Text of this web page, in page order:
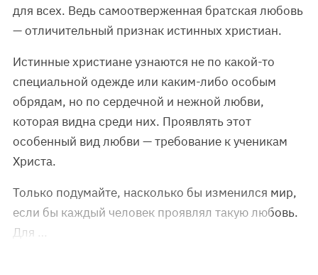
для всех. Ведь самоотверженная братская любовь
— отличительный признак истинных христиан.
Истинные христиане узнаются не по какой-то
специальной одежде или каким-либо особым
обрядам, но по сердечной и нежной любви,
которая видна среди них. Проявлять этот
особенный вид любви — требование к ученикам
Христа.
Только подумайте, насколько бы изменился мир,
если бы каждый человек проявлял такую любовь.
Для …